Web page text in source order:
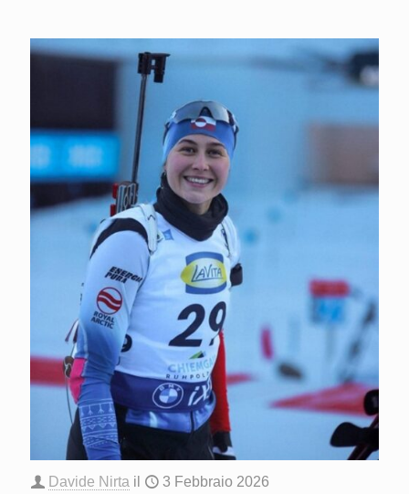
Davide Nirta il 3 Febbraio 2026